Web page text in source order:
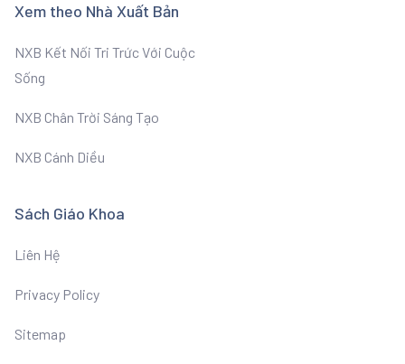
Xem theo Nhà Xuất Bản
NXB Kết Nối Tri Trức Với Cuộc
Sống
NXB Chân Trời Sáng Tạo
NXB Cánh Diều
Sách Giáo Khoa
Liên Hệ
Privacy Policy
Sitemap